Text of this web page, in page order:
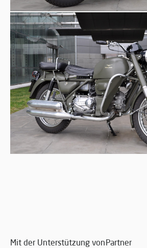
Mit der Unterstützung vonPartner